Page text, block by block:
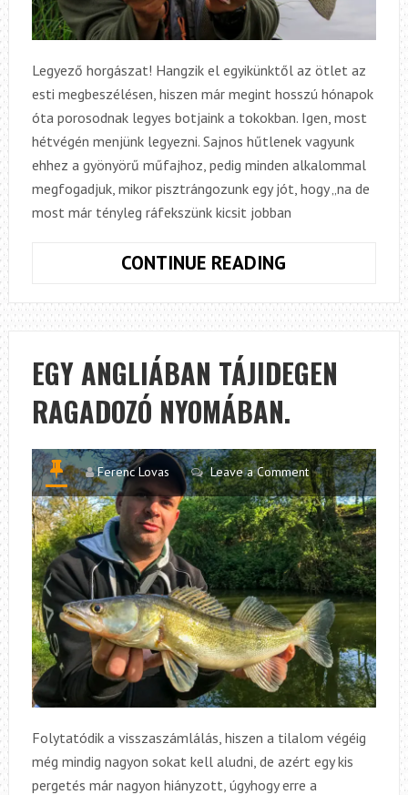
Legyező horgászat! Hangzik el egyikünktől az ötlet az
esti megbeszélésen, hiszen már megint hosszú hónapok
óta porosodnak legyes botjaink a tokokban. Igen, most
hétvégén menjünk legyezni. Sajnos hűtlenek vagyunk
ehhez a gyönyörű műfajhoz, pedig minden alkalommal
megfogadjuk, mikor pisztrángozunk egy jót, hogy „na de
most már tényleg ráfekszünk kicsit jobban
CONTINUE READING
NEM
LEGYEZNI
EGY ANGLIÁBAN TÁJIDEGEN
RAGADOZÓ NYOMÁBAN.
Ferenc Lovas Leave a Comment
Folytatódik a visszaszámlálás, hiszen a tilalom végéig
még mindig nagyon sokat kell aludni, de azért egy kis
pergetés már nagyon hiányzott, úgyhogy erre a